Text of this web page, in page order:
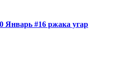
#16 ржака угар